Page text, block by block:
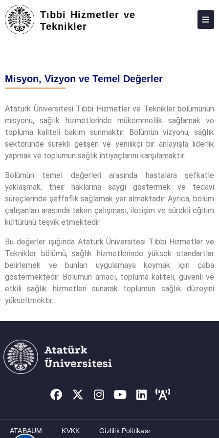
Tıbbi Hizmetler ve
Teknikler
ÖNLISANS
ADAY ÖĞRENCILER
İLETIŞIM
Misyon, Vizyon ve Temel Değerler
Atatürk Üniversitesi Tıbbi Hizmetler ve Teknikler bölümünün
misyonu, sağlık hizmetlerinde mükemmellik sağlamak ve
topluma kaliteli bakım sunmaktır. Bölümün vizyonu, sağlık
sektöründe sürekli gelişen ve yenilikçi bir anlayışla liderlik
yapmak ve toplumun sağlık ihtiyaçlarını karşılamaktır.
Bölümün temel değerleri arasında hastalara şefkatle
yaklaşmak, their haklarına saygı göstermek ve tedavi
süreçlerinde şeffaflık sağlamak yer almaktadır. Ayrıca, bölüm
çalışanları arasında takım çalışması, iletişim ve sürekli eğitim
kültürünü teşvik etmektedir.
Bu değerler ışığında Atatürk Üniversitesi Tıbbi Hizmetler ve
Teknikler bölümü, sağlık hizmetlerinde yüksek standartlar
belirlemek ve bunları uygulamaya koymak için çaba
göstermektedir. Bölümün amacı, topluma kaliteli, güvenli ve
etkili sağlık hizmetleri sunarak toplumun sağlık düzeyini
yükseltmektir.
ATABAUM KVKK Gizlilik Politikası